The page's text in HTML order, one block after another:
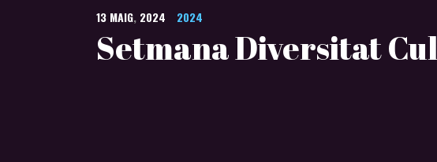
13 MAIG, 2024 2024
Setmana Diversitat